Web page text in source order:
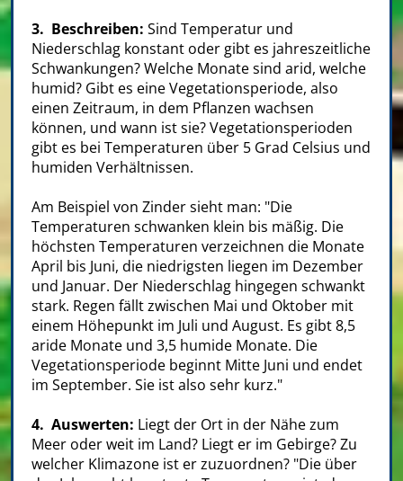
3. Beschreiben: Sind Temperatur und
Niederschlag konstant oder gibt es jahreszeitliche
Schwankungen? Welche Monate sind arid, welche
humid? Gibt es eine Vegetationsperiode, also
einen Zeitraum, in dem Pflanzen wachsen
können, und wann ist sie? Vegetationsperioden
gibt es bei Temperaturen über 5 Grad Celsius und
humiden Verhältnissen.
Am Beispiel von Zinder sieht man: "Die
Temperaturen schwanken klein bis mäßig. Die
höchsten Temperaturen verzeichnen die Monate
April bis Juni, die niedrigsten liegen im Dezember
und Januar. Der Niederschlag hingegen schwankt
stark. Regen fällt zwischen Mai und Oktober mit
einem Höhepunkt im Juli und August. Es gibt 8,5
aride Monate und 3,5 humide Monate. Die
Vegetationsperiode beginnt Mitte Juni und endet
im September. Sie ist also sehr kurz."
4. Auswerten: Liegt der Ort in der Nähe zum
Meer oder weit im Land? Liegt er im Gebirge? Zu
welcher Klimazone ist er zuzuordnen? "Die über